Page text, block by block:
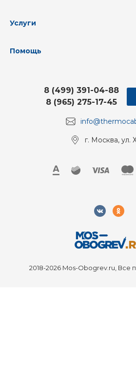
Услуги
Помощь
8 (499) 391-04-88
8 (965) 275-17-45
г. Москва, ул.
2018-2026 Mos-Obogrev.ru, Все